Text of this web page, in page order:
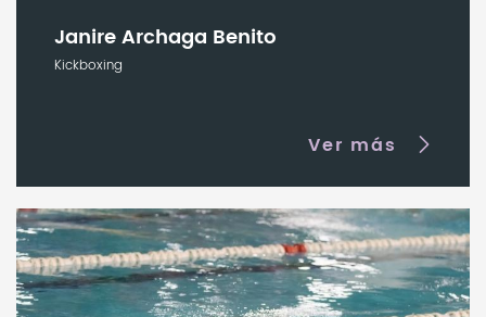
Janire Archaga Benito
Kickboxing
Ver más